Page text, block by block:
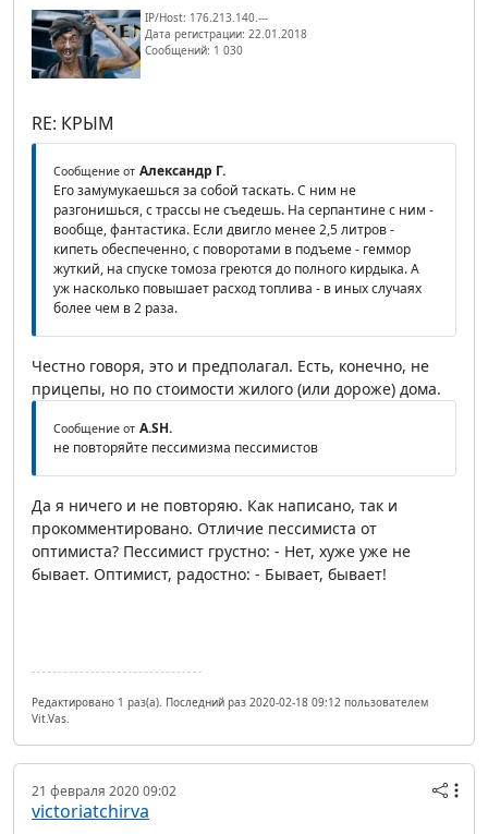
IP/Host: 176.213.140.---
Дата регистрации: 22.01.2018
Сообщений: 1 030
RE: КРЫМ
Сообщение от Александр Г.
Его замумукаешься за собой таскать. С ним не
разгонишься, с трассы не съедешь. На серпантине с ним -
вообще, фантастика. Если двигло менее 2,5 литров -
кипеть обеспеченно, с поворотами в подъеме - геммор
жуткий, на спуске томоза греются до полного кирдыка. А
уж насколько повышает расход топлива - в иных случаях
более чем в 2 раза.
Честно говоря, это и предполагал. Есть, конечно, не
прицепы, но по стоимости жилого (или дороже) дома.
Сообщение от A.SH.
не повторяйте пессимизма пессимистов
Да я ничего и не повторяю. Как написано, так и
прокомментировано. Отличие пессимиста от
оптимиста? Пессимист грустно: - Нет, хуже уже не
бывает. Оптимист, радостно: - Бывает, бывает!
Редактировано 1 раз(а). Последний раз 2020-02-18 09:12 пользователем
Vit.Vas.
21 февраля 2020 09:02
victoriatchirva